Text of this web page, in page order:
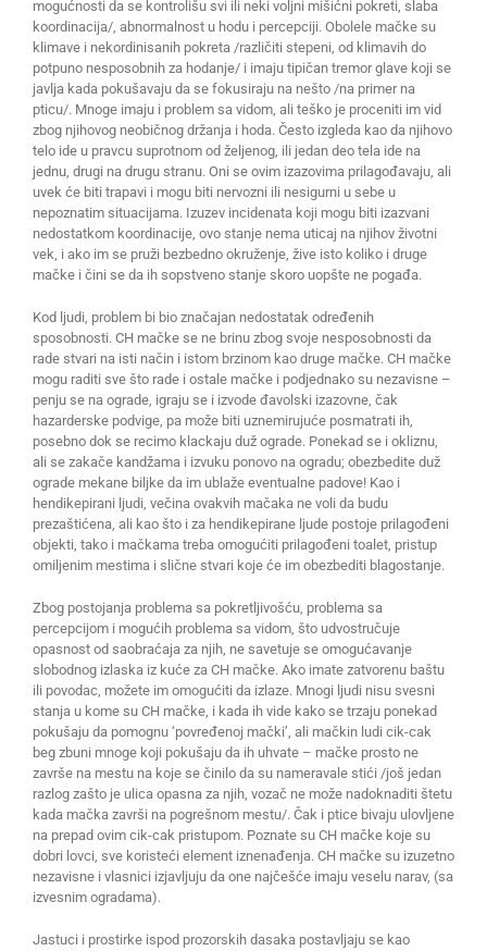
mogućnosti da se kontrolišu svi ili neki voljni mišićni pokreti, slaba
koordinacija/, abnormalnost u hodu i percepciji. Obolele mačke su
klimave i nekordinisanih pokreta /različiti stepeni, od klimavih do
potpuno nesposobnih za hodanje/ i imaju tipičan tremor glave koji se
javlja kada pokušavaju da se fokusiraju na nešto /na primer na
pticu/. Mnoge imaju i problem sa vidom, ali teško je proceniti im vid
zbog njihovog neobičnog držanja i hoda. Često izgleda kao da njihovo
telo ide u pravcu suprotnom od željenog, ili jedan deo tela ide na
jednu, drugi na drugu stranu. Oni se ovim izazovima prilagođavaju, ali
uvek će biti trapavi i mogu biti nervozni ili nesigurni u sebe u
nepoznatim situacijama. Izuzev incidenata koji mogu biti izazvani
nedostatkom koordinacije, ovo stanje nema uticaj na njihov životni
vek, i ako im se pruži bezbedno okruženje, žive isto koliko i druge
mačke i čini se da ih sopstveno stanje skoro uopšte ne pogađa.
Kod ljudi, problem bi bio značajan nedostatak određenih
sposobnosti. CH mačke se ne brinu zbog svoje nesposobnosti da
rade stvari na isti način i istom brzinom kao druge mačke. CH mačke
mogu raditi sve što rade i ostale mačke i podjednako su nezavisne –
penju se na ograde, igraju se i izvode đavolski izazovne, čak
hazarderske podvige, pa može biti uznemirujuće posmatrati ih,
posebno dok se recimo klackaju duž ograde. Ponekad se i okliznu,
ali se zakače kandžama i izvuku ponovo na ogradu; obezbedite duž
ograde mekane biljke da im ublaže eventualne padove! Kao i
hendikepirani ljudi, večina ovakvih mačaka ne voli da budu
prezaštićena, ali kao što i za hendikepirane ljude postoje prilagođeni
objekti, tako i mačkama treba omogućiti prilagođeni toalet, pristup
omiljenim mestima i slične stvari koje će im obezbediti blagostanje.
Zbog postojanja problema sa pokretljivošću, problema sa
percepcijom i mogućih problema sa vidom, što udvostručuje
opasnost od saobraćaja za njih, ne savetuje se omogućavanje
slobodnog izlaska iz kuće za CH mačke. Ako imate zatvorenu baštu
ili povodac, možete im omogućiti da izlaze. Mnogi ljudi nisu svesni
stanja u kome su CH mačke, i kada ih vide kako se trzaju ponekad
pokušaju da pomognu ‘povređenoj mački’, ali mačkin ludi cik-cak
beg zbuni mnoge koji pokušaju da ih uhvate – mačke prosto ne
završe na mestu na koje se činilo da su nameravale stići /još jedan
razlog zašto je ulica opasna za njih, vozač ne može nadoknaditi štetu
kada mačka završi na pogrešnom mestu/. Čak i ptice bivaju ulovljene
na prepad ovim cik-cak pristupom. Poznate su CH mačke koje su
dobri lovci, sve koristeći element iznenađenja. CH mačke su izuzetno
nezavisne i vlasnici izjavljuju da one najčešće imaju veselu narav, (sa
izvesnim ogradama).
Jastuci i prostirke ispod prozorskih dasaka postavljaju se kao